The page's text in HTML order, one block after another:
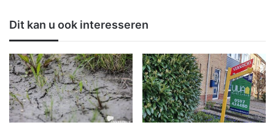
e
n
h
a
r
t
v
e
e
n
p
l
a
a
t
s
Dit kan u ook interesseren